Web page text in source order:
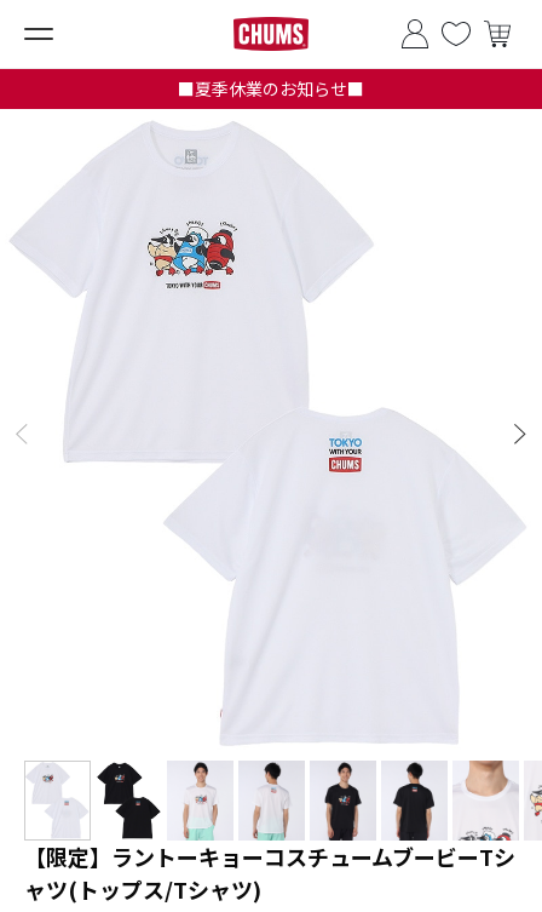
■夏季休業のお知らせ■
【限定】ラントーキョーコスチュームブービーTシ
ャツ(トップス/Tシャツ)